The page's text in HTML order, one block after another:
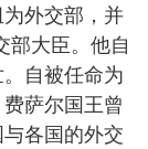
外交部，并
部大臣。他自
自被任命为
萨尔国王曾
各国的外交